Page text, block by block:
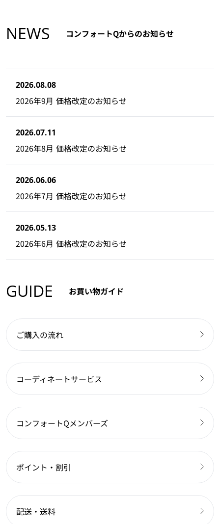
NEWS コンフォートQからのお知らせ
2026.08.08
2026年9月 価格改定のお知らせ
2026.07.11
2026年8月 価格改定のお知らせ
2026.06.06
2026年7月 価格改定のお知らせ
2026.05.13
2026年6月 価格改定のお知らせ
GUIDE お買い物ガイド
ご購入の流れ
コーディネートサービス
コンフォートQメンバーズ
ポイント・割引
配送・送料